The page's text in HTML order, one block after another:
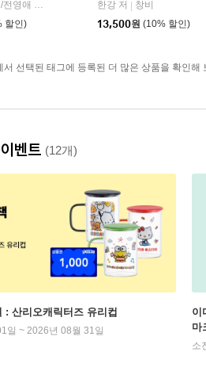
헤르만 헤세 저/전영애 역
할인)
한강 저
창비
13,500원 (10% 할인)
서 선택된 태그에 등록된 더 많은 상품을 확인해
벤트 (12개)
: 산리오캐릭터즈 유리컵
일 ~ 2026년 08월 31일
이
마
소